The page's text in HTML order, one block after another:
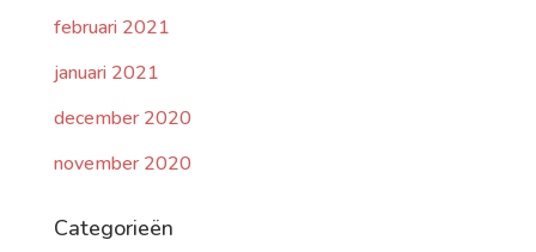
februari 2021
januari 2021
december 2020
november 2020
Categorieën